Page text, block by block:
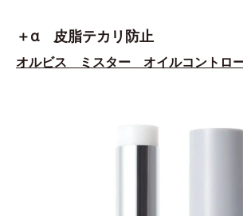
＋α 皮脂テカリ防止
オルビス ミスター オイルコントロ